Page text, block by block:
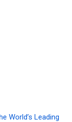
World’s Leading